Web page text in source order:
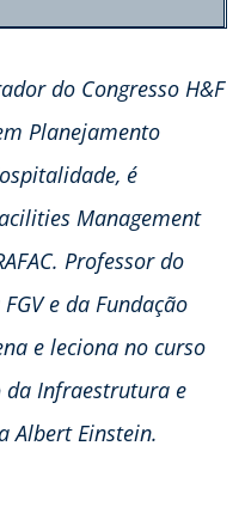
do Congresso H&F
Planejamento
é
Management
Professor do
e da Fundação
e leciona no curso
da Infraestrutura e
Albert Einstein.